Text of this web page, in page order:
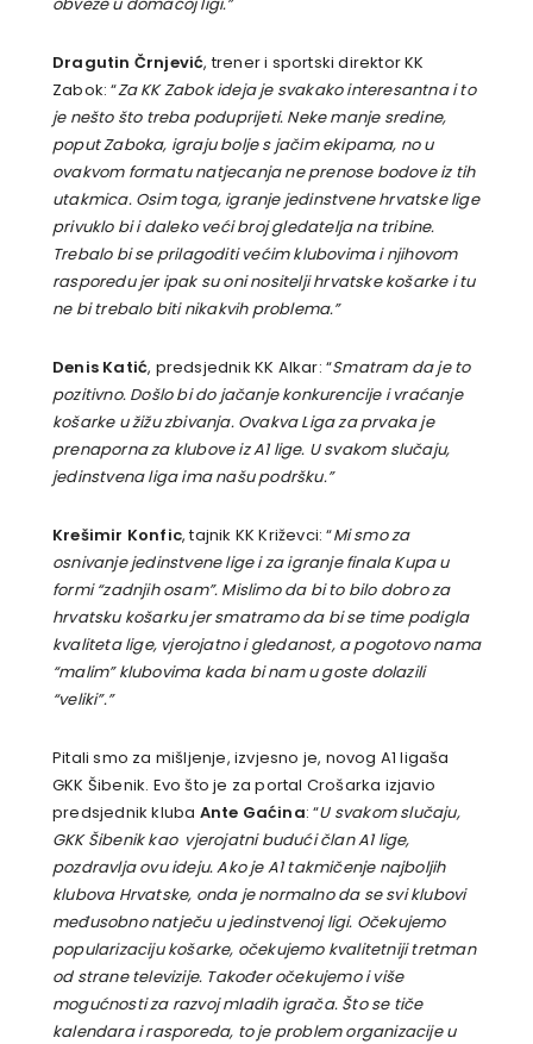
obveze u domaćoj ligi.”
Dragutin Črnjević, trener i sportski direktor KK
Zabok: “Za KK Zabok ideja je svakako interesantna i to
je nešto što treba poduprijeti. Neke manje sredine,
poput Zaboka, igraju bolje s jačim ekipama, no u
ovakvom formatu natjecanja ne prenose bodove iz tih
utakmica. Osim toga, igranje jedinstvene hrvatske lige
privuklo bi i daleko veći broj gledatelja na tribine.
Trebalo bi se prilagoditi većim klubovima i njihovom
rasporedu jer ipak su oni nositelji hrvatske košarke i tu
ne bi trebalo biti nikakvih problema.”
Denis Katić, predsjednik KK Alkar: “Smatram da je to
pozitivno. Došlo bi do jačanje konkurencije i vraćanje
košarke u žižu zbivanja. Ovakva Liga za prvaka je
prenaporna za klubove iz A1 lige. U svakom slučaju,
jedinstvena liga ima našu podršku.”
Krešimir Konfic, tajnik KK Križevci: “Mi smo za
osnivanje jedinstvene lige i za igranje finala Kupa u
formi “zadnjih osam”. Mislimo da bi to bilo dobro za
hrvatsku košarku jer smatramo da bi se time podigla
kvaliteta lige, vjerojatno i gledanost, a pogotovo nama
“malim” klubovima kada bi nam u goste dolazili
“veliki”.”
Pitali smo za mišljenje, izvjesno je, novog A1 ligaša
GKK Šibenik. Evo što je za portal Crošarka izjavio
predsjednik kluba Ante Gaćina: “U svakom slučaju,
GKK Šibenik kao vjerojatni budući član A1 lige,
pozdravlja ovu ideju. Ako je A1 takmičenje najboljih
klubova Hrvatske, onda je normalno da se svi klubovi
međusobno natječu u jedinstvenoj ligi. Očekujemo
popularizaciju košarke, očekujemo kvalitetniji tretman
od strane televizije. Također očekujemo i više
mogućnosti za razvoj mladih igrača. Što se tiče
kalendara i rasporeda, to je problem organizacije u